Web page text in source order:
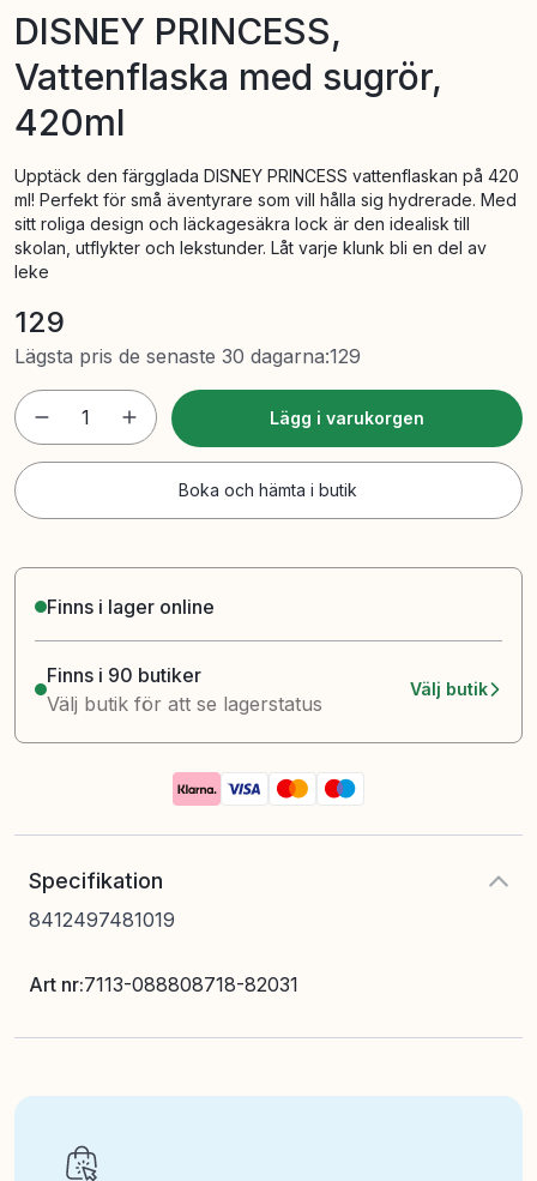
DISNEY PRINCESS,
Vattenflaska med sugrör,
420ml
Upptäck den färgglada DISNEY PRINCESS vattenflaskan på 420
ml! Perfekt för små äventyrare som vill hålla sig hydrerade. Med
sitt roliga design och läckagesäkra lock är den idealisk till
skolan, utflykter och lekstunder. Låt varje klunk bli en del av
leke
129
Lägsta pris de senaste 30 dagarna:129
1 Lägg i varukorgen
Boka och hämta i butik
Finns i lager online
Finns i 90 butiker
Välj butik för att se lagerstatus
Välj butik
Specifikation
8412497481019
Art nr:7113-088808718-82031